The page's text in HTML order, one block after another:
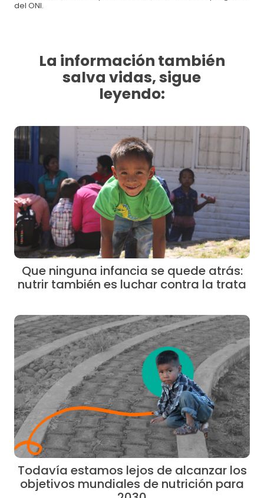
del ONI.
La información también
salva vidas, sigue
leyendo:
Que ninguna infancia se quede atrás:
nutrir también es luchar contra la trata
Todavía estamos lejos de alcanzar los
objetivos mundiales de nutrición para